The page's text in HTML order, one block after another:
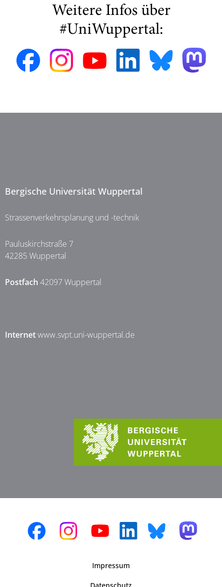
Weitere Infos über
#UniWuppertal:
Bergische Universität Wuppertal
Strassenverkehrsplanung und -technik
Pauluskirchstraße 7
42285 Wuppertal
Postfach 42097 Wuppertal
Internetwww.svpt.uni-wuppertal.de
Impressum
Datenschutz